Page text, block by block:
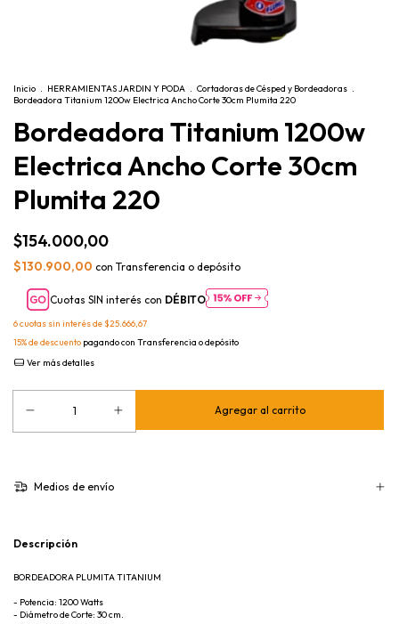
Inicio HERRAMIENTAS JARDIN Y PODA Cortadoras de Césped y Bordeadoras
Bordeadora Titanium 1200w Electrica Ancho Corte 30cm Plumita 220
Bordeadora Titanium 1200w
Electrica Ancho Corte 30cm
Plumita 220
$154.000,00
$130.900,00 con Transferencia o depósito
Cuotas SIN interés con DÉBITO
6cuotas sin interés de$25.666,67
15% de descuento pagando con Transferencia o depósito
Ver más detalles
Medios de envío
Descripción
BORDEADORA PLUMITA TITANIUM
- Potencia: 1200 Watts
- Diámetro de Corte: 30 cm.